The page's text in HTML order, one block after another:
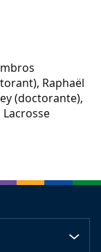
Raphaël
(doctorante),